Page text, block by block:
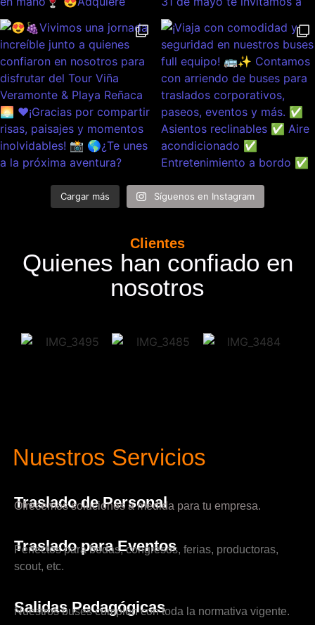
Cargar más Síguenos en Instagram
Clientes
Quienes han confiado en
nosotros
Nuestros Servicios
Traslado de Personal
Ofrecemos soluciones a medida para tu empresa.
Traslado para Eventos
Perfectos para bodas, congresos, ferias, productoras,
scout, etc.
Salidas Pedagógicas
Nuestros buses cumplen con toda la normativa vigente.